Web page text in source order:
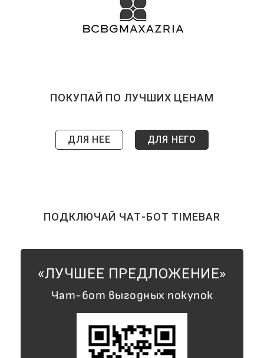
ПОКУПАЙ ПО ЛУЧШИХ ЦЕНАМ
ДЛЯ НЕЕ ДЛЯ НЕГО
ПОДКЛЮЧАЙ ЧАТ-БОТ TIMEBAR
«ЛУЧШЕЕ ПРЕДЛОЖЕНИЕ»
Чат-бот выгодных покупок